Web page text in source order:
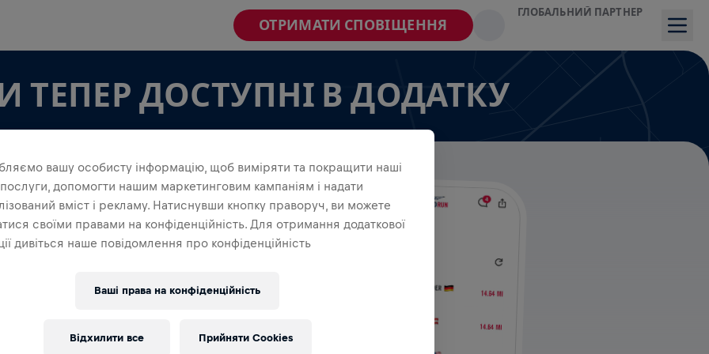
ОТРИМАТИ СПОВІЩЕННЯ
ГЛОБАЛЬНИЙ ПАРТНЕР
ТЕПЕР ДОСТУПНІ В ДОДАТКУ
В ДОДАТКУ
команді, чи створюєш свою власну, досліди все,
— спілкуйтеся, стежте за своєю
разом.
вашу особисту інформацію, щоб виміряти та покращити наші
допомогти нашим маркетинговим кампаніям і надати
вміст і рекламу. Натиснувши кнопку праворуч, ви можете
своїми правами на конфіденційність. Для отримання додаткової
дивіться наше повідомлення про конфіденційність
Ваші права на конфіденційність
Відхилити все Прийняти Cookies